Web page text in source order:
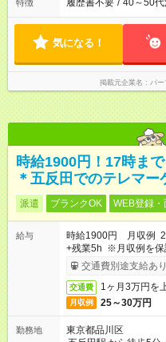
特徴 履歴書不要 / 40～50代
気になる！
掲載元企業名 パー
時給1900円！17時ま
＊五反田でのテレマー
派遣 ブランクOK WEB登録・
給与
時給1900円 月収例
+残業5h ※月収例を保
交通費別途支給あり
交通費 1ヶ月3万円を
月収例 25～30万円
勤務地
東京都品川区